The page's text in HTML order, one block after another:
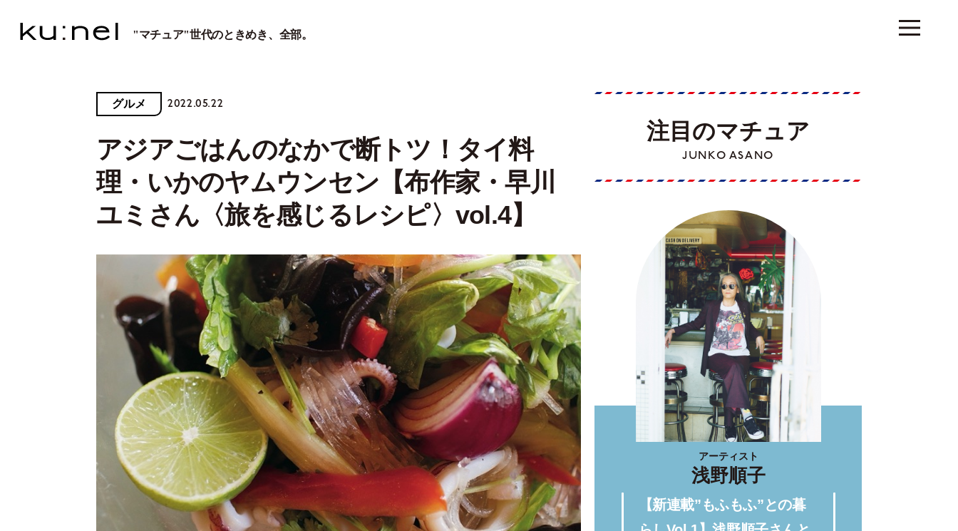
"マチュア"世代のときめき、全部。
グルメ 2022.05.22
アジアごはんのなかで断トツ！タイ料
理・いかのヤムウンセン【布作家・早川
ユミさん〈旅を感じるレシピ〉vol.4】
注目のマチュア
JUNKO ASANO
アーティスト
浅野順子
【新連載”もふもふ”との暮